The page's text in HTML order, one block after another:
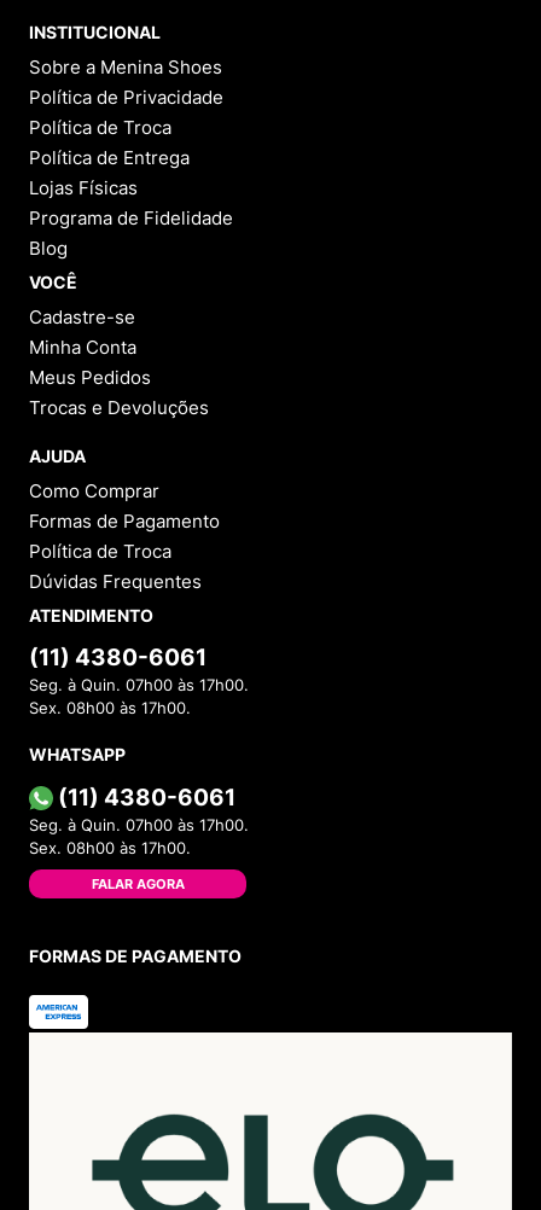
INSTITUCIONAL
Sobre a Menina Shoes
Política de Privacidade
Política de Troca
Política de Entrega
Lojas Físicas
Programa de Fidelidade
Blog
VOCÊ
Cadastre-se
Minha Conta
Meus Pedidos
Trocas e Devoluções
AJUDA
Como Comprar
Formas de Pagamento
Política de Troca
Dúvidas Frequentes
ATENDIMENTO
(11) 4380-6061
Seg. à Quin. 07h00 às 17h00.
Sex. 08h00 às 17h00.
WHATSAPP
(11) 4380-6061
Seg. à Quin. 07h00 às 17h00.
Sex. 08h00 às 17h00.
FALAR AGORA
FORMAS DE PAGAMENTO